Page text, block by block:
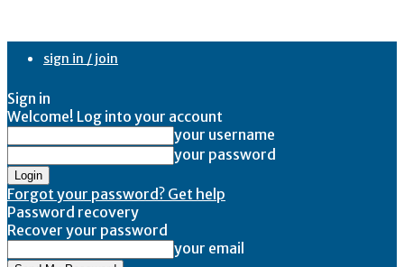
sign in / join
Sign in
Welcome! Log into your account
your username
your password
Forgot your password? Get help
Password recovery
Recover your password
your email